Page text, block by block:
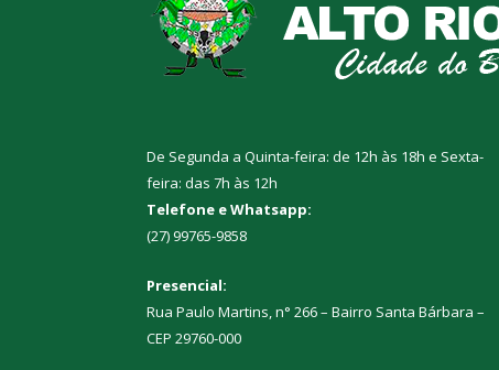
De Segunda a Quinta-feira: de 12h às 18h e Sexta-
feira: das 7h às 12h
Telefone e Whatsapp:
(27) 99765-9858
Presencial:
Rua Paulo Martins, n° 266 – Bairro Santa Bárbara –
CEP 29760-000